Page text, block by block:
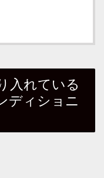
入れている
ディショニ